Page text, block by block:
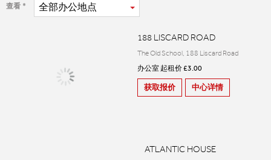
查看 全部办公地点
188 LISCARD ROAD
The Old School, 188 Liscard Road
办公室 起租价 £3.00
获取报价 中心详情
ATLANTIC HOUSE